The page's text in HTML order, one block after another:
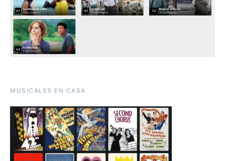
MUSICALES EN CASA